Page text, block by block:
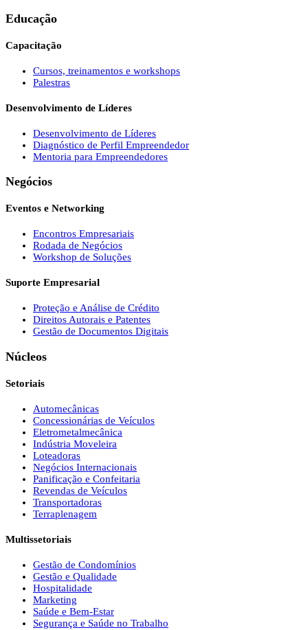
Educação
Capacitação
Cursos, treinamentos e workshops
Palestras
Desenvolvimento de Líderes
Desenvolvimento de Líderes
Diagnóstico de Perfil Empreendedor
Mentoria para Empreendedores
Negócios
Eventos e Networking
Encontros Empresariais
Rodada de Negócios
Workshop de Soluções
Suporte Empresarial
Proteção e Análise de Crédito
Direitos Autorais e Patentes
Gestão de Documentos Digitais
Núcleos
Setoriais
Automecânicas
Concessionárias de Veículos
Eletrometalmecânica
Indústria Moveleira
Loteadoras
Negócios Internacionais
Panificação e Confeitaria
Revendas de Veículos
Transportadoras
Terraplenagem
Multissetoriais
Gestão de Condomínios
Gestão e Qualidade
Hospitalidade
Marketing
Saúde e Bem-Estar
Segurança e Saúde no Trabalho